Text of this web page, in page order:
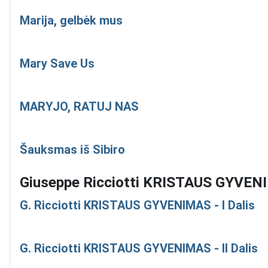
Marija, gelbėk mus
Mary Save Us
MARYJO, RATUJ NAS
Šauksmas iš Sibiro
Giuseppe Ricciotti KRISTAUS
G. Ricciotti KRISTAUS GYVENIMAS - I Dalis
G. Ricciotti KRISTAUS GYVENIMAS - II Dalis